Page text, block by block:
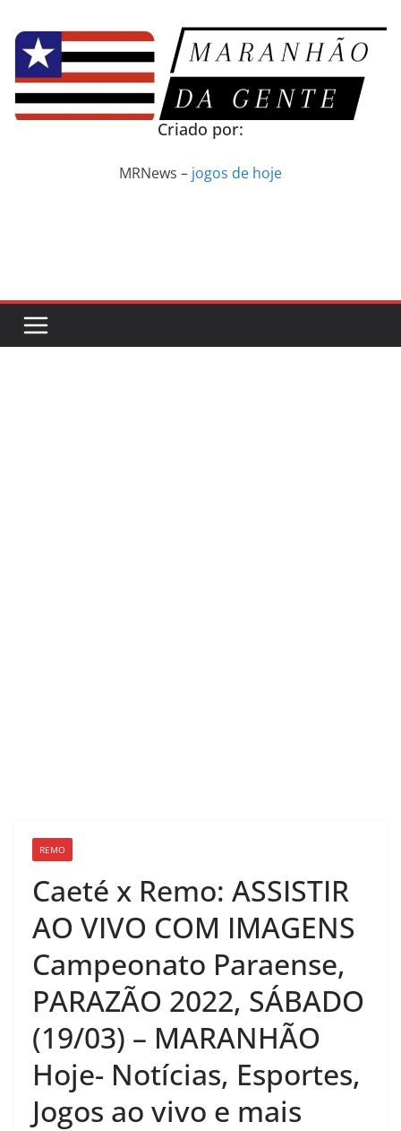
para
conteúdo
Criado por:
MRNews – jogos de hoje
REMO
Caeté x Remo: ASSISTIR
AO VIVO COM IMAGENS
Campeonato Paraense,
PARAZÃO 2022, SÁBADO
(19/03) – MARANHÃO
Hoje- Notícias, Esportes,
Jogos ao vivo e mais